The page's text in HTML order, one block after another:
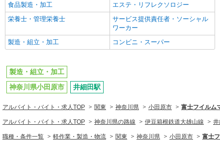
食品製造・加工
エステ・リフレクソロジー
栄養士・管理栄養士
サービス提供責任者・ソーシャル
ワーカー
製造・組立・加工
コンビニ・スーパー
製造・組立・加工
神奈川県小田原市
井細田駅
アルバイト・バイト・求人TOP 関東 神奈川県 小田原市 富士フイルム
アルバイト・バイト・求人TOP 神奈川県の路線 伊豆箱根鉄道大雄山線
職種・条件一覧 軽作業・製造・物流 関東 神奈川県 小田原市 富士